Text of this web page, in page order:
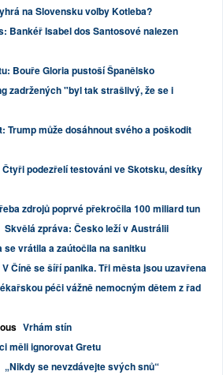
na Slovensku voľby Kotleba?
Bankéř Isabel dos Santosové nalezen
Bouře Gloria pustoší Španělsko
zadržených "byl tak strašlivý, že se i
Trump může dosáhnout svého a poškodit
podezřelí testováni ve Skotsku, desítky
zdrojů poprvé překročila 100 miliard tun
Skvělá zpráva: Česko leží v Austrálii
se vrátila a zaútočila na sanitku
Číně se šíří panika. Tři města jsou uzavřena
péči vážně nemocným dětem z řad
Vrhám stín
měli ignorovat Gretu
„Nikdy se nevzdávejte svých snů“